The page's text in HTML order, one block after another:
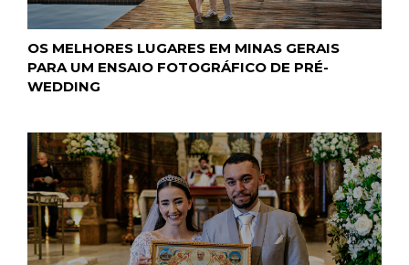
OS MELHORES LUGARES EM MINAS GERAIS
PARA UM ENSAIO FOTOGRÁFICO DE PRÉ-
WEDDING